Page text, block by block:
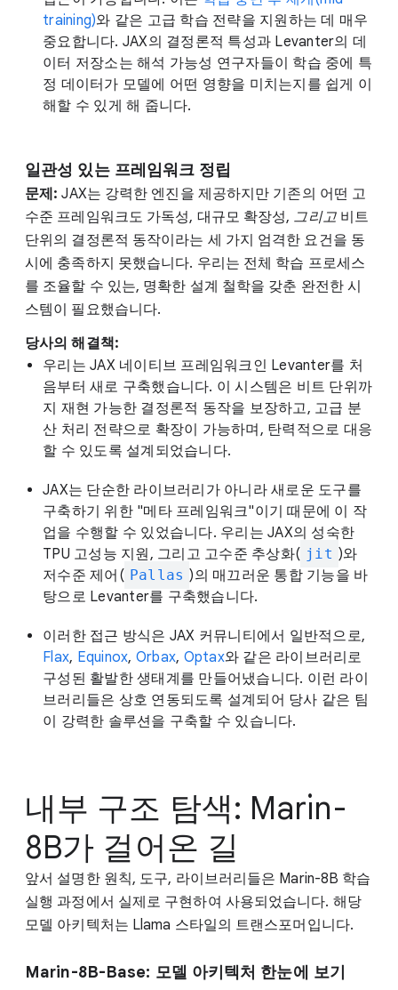
training)와 같은 고급 학습 전략을 지원하는 데 매우
중요합니다. JAX의 결정론적 특성과 Levanter의 데
이터 저장소는 해석 가능성 연구자들이 학습 중에 특
정 데이터가 모델에 어떤 영향을 미치는지를 쉽게 이
해할 수 있게 해 줍니다.
일관성 있는 프레임워크 정립
문제: JAX는 강력한 엔진을 제공하지만 기존의 어떤 고
수준 프레임워크도 가독성, 대규모 확장성, 그리고비트
단위의 결정론적 동작이라는 세 가지 엄격한 요건을 동
시에 충족하지 못했습니다. 우리는 전체 학습 프로세스
를 조율할 수 있는, 명확한 설계 철학을 갖춘 완전한 시
스템이 필요했습니다.
당사의 해결책:
우리는 JAX 네이티브 프레임워크인 Levanter를 처
음부터 새로 구축했습니다. 이 시스템은 비트 단위까
지 재현 가능한 결정론적 동작을 보장하고, 고급 분
산 처리 전략으로 확장이 가능하며, 탄력적으로 대응
할 수 있도록 설계되었습니다.
JAX는 단순한 라이브러리가 아니라 새로운 도구를
구축하기 위한 "메타 프레임워크"이기 때문에 이 작
업을 수행할 수 있었습니다. 우리는 JAX의 성숙한
TPU 고성능 지원, 그리고 고수준 추상화( jit )와
저수준 제어( Pallas )의 매끄러운 통합 기능을 바
탕으로 Levanter를 구축했습니다.
이러한 접근 방식은 JAX 커뮤니티에서 일반적으로,
Flax, Equinox, Orbax, Optax와 같은 라이브러리로
구성된 활발한 생태계를 만들어냈습니다. 이런 라이
브러리들은 상호 연동되도록 설계되어 당사 같은 팀
이 강력한 솔루션을 구축할 수 있습니다.
내부 구조 탐색: Marin-
8B가 걸어온 길
앞서 설명한 원칙, 도구, 라이브러리들은 Marin-8B 학습
실행 과정에서 실제로 구현하여 사용되었습니다. 해당
모델 아키텍처는 Llama 스타일의 트랜스포머입니다.
Marin-8B-Base: 모델 아키텍처 한눈에 보기